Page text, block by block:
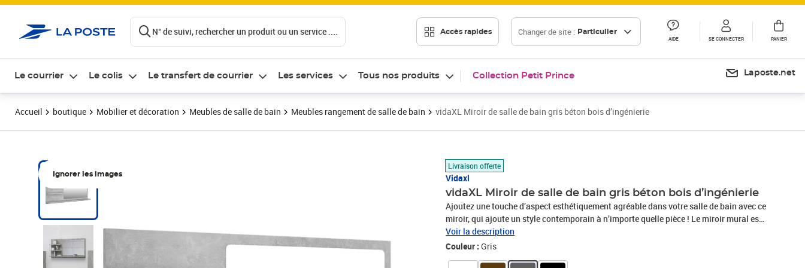
N° de suivi, rechercher un produit ou un service .... Accès rapides Changer de site : Particulier
AIDE SE CONNECTER PANIER
Le courrier Le colis Le transfert de courrier Les services Tous nos produits Collection Petit Prince Laposte.net
Accueil boutique Mobilier et décoration Meubles de salle de bain Meubles rangement de salle de bain vidaXL Miroir de salle de bain gris béton bois d’ingénierie
Ignorer les images
Livraison offerte
Vidaxl
vidaXL Miroir de salle de bain gris béton bois d’ingénierie
Ajoutez une touche d’aspect esthétiquement agréable dans votre salle de bain avec ce
miroir, qui ajoute un style contemporain à n’importe quelle pièce ! Le miroir mural est
fait de bois d’ingénierie et d'acrylique, ce qui le rend durable et stable. Il dispose de 3
étagères, offrant suffisamment d'espace pour accueillir facilement vos articles de
Voir la description
Couleur :Gris
Prix 43,54€